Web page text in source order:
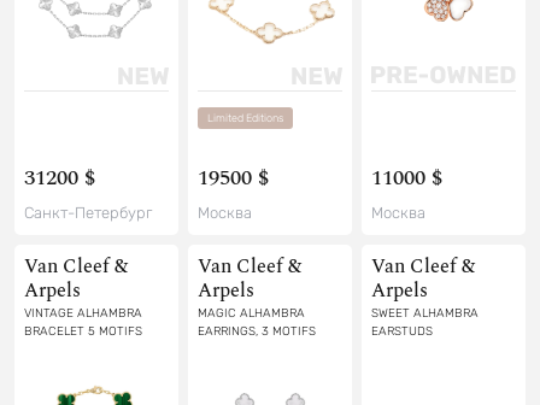
31200 $
Санкт-Петербург
Limited Editions
19500 $
Москва
11000 $
Москва
Van Cleef &
Arpels
VINTAGE ALHAMBRA
BRACELET 5 MOTIFS
Van Cleef &
Arpels
MAGIC ALHAMBRA
EARRINGS, 3 MOTIFS
Van Cleef &
Arpels
SWEET ALHAMBRA
EARSTUDS